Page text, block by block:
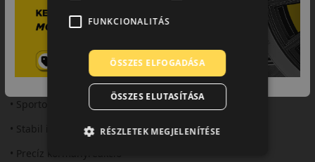
Összegzés
Az RS01+ jó választás a dinamikus nyári vezetéshez.
Fő előnyök röviden:
• Sportos tapadás
• Stabil irányíthatóság
• Precíz kormányreakció
FUNKCIONALITÁS
ÖSSZES ELFOGADÁSA
ÖSSZES ELUTASÍTÁSA
RÉSZLETEK MEGJELENÍTÉSE